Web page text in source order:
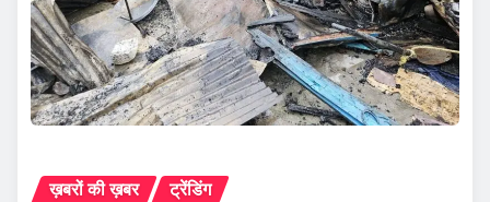
ख़बरों की ख़बर ट्रेंडिंग